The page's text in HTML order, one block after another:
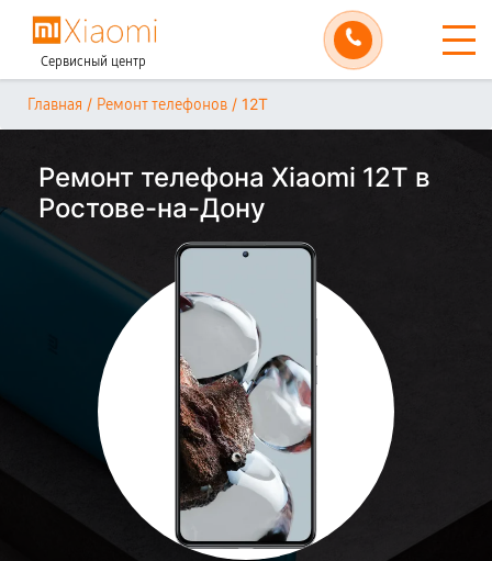
Сервисный центр
Главная / Ремонт телефонов / 12T
Ремонт телефона Xiaomi 12T в
Ростове-на-Дону